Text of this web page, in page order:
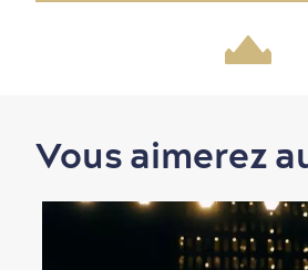
Vous aimerez